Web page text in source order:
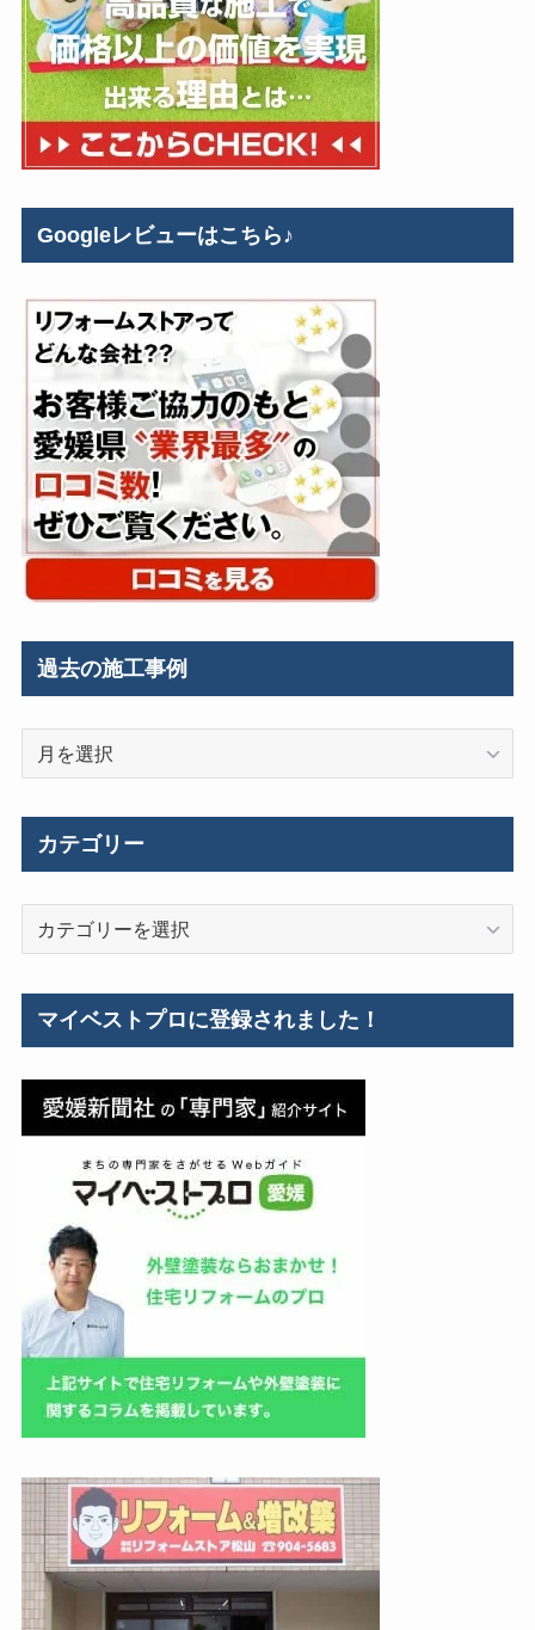
Googleレビューはこちら♪
過去の施工事例
カテゴリー
マイベストプロに登録されました！